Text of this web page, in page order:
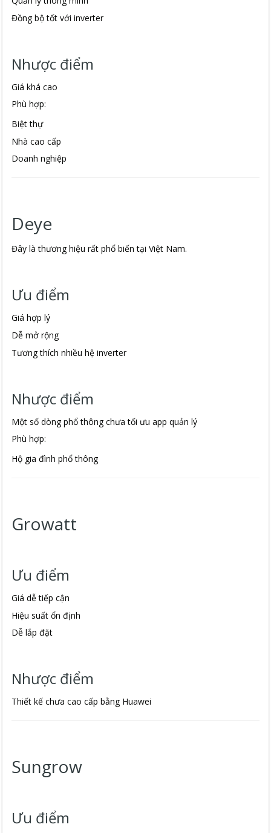
Đồng bộ tốt với inverter
Nhược điểm
Giá khá cao
Phù hợp:
Biệt thự
Nhà cao cấp
Doanh nghiệp
Deye
Đây là thương hiệu rất phổ biến tại Việt Nam.
Ưu điểm
Giá hợp lý
Dễ mở rộng
Tương thích nhiều hệ inverter
Nhược điểm
Một số dòng phổ thông chưa tối ưu app quản lý
Phù hợp:
Hộ gia đình phổ thông
Growatt
Ưu điểm
Giá dễ tiếp cận
Hiệu suất ổn định
Dễ lắp đặt
Nhược điểm
Thiết kế chưa cao cấp bằng Huawei
Sungrow
Ưu điểm